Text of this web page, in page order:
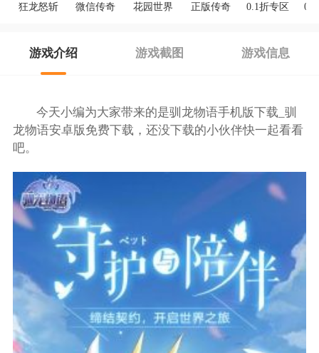
狂龙怒斩 微信传奇 花园世界 正版传奇 0.1折专区
游戏介绍 游戏截图 游戏信息
今天小编为大家带来的是驯龙物语手机版下载_驯
龙物语安卓版免费下载，还没下载的小伙伴快一起看看
吧。